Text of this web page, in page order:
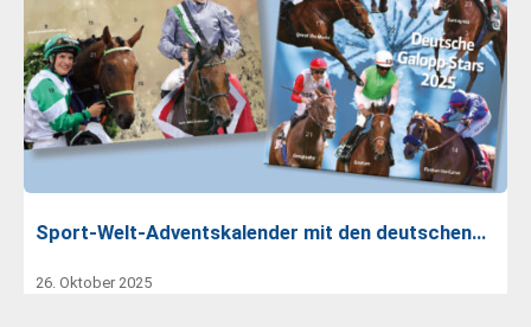
Sport-Welt-Adventskalender mit den deutschen…
26. Oktober 2025